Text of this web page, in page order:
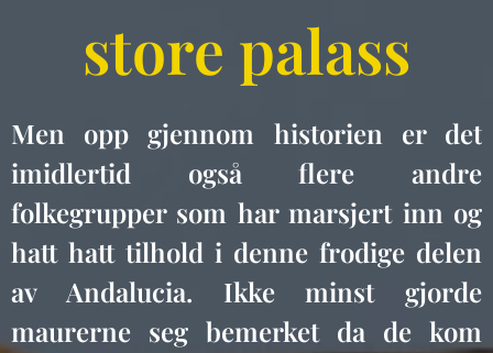
store palass
Men opp gjennom historien er det
imidlertid også flere andre
folkegrupper som har marsjert inn og
hatt hatt tilhold i denne frodige delen
av Andalucia. Ikke minst gjorde
maurerne seg bemerket da de kom